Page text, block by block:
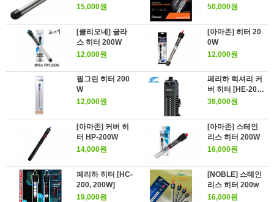
15,000원
00)
50,000원
[클리오네] 글라
스 히터 200W
12,000원
[아마존] 히터 20
0W
12,000원
필그린 히터 200
W
12,000원
페리하 럭셔리 커
버 히터 [HE-200,
200W]
36,000원
[아마존] 커버 히
터 HP-200W
14,000원
[아마존] 스테인
리스 히터 200W
16,000원
페리하 히터 [HC-
200, 200W]
19,000원
[NOBLE] 스테인
리스 히터 200w
16,000원